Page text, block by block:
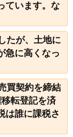
ています。な
たが、土地に
急に高くなっ
買契約を締結
転登記を済
は誰に課税さ